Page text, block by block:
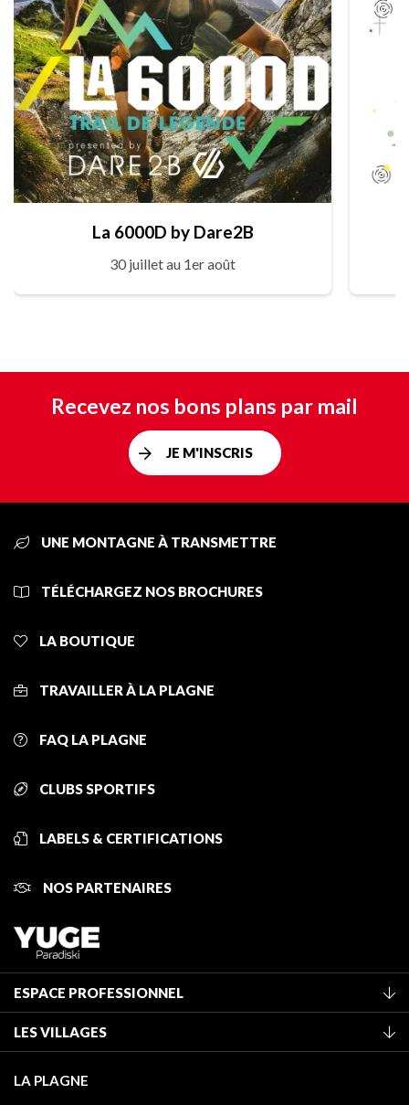
La 6000D by Dare2B
30 juillet au 1er août
Recevez nos bons plans par mail
JE M'INSCRIS
UNE MONTAGNE À TRANSMETTRE
TÉLÉCHARGEZ NOS BROCHURES
LA BOUTIQUE
TRAVAILLER À LA PLAGNE
FAQ LA PLAGNE
CLUBS SPORTIFS
LABELS & CERTIFICATIONS
NOS PARTENAIRES
ESPACE PROFESSIONNEL
Classement des meublés
Taxe de séjour
LES VILLAGES
Champagny-en-Vanoise
LA PLAGNE